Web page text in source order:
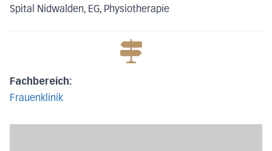
Spital Nidwalden, EG, Physiotherapie
Fachbereich:
Frauenklinik